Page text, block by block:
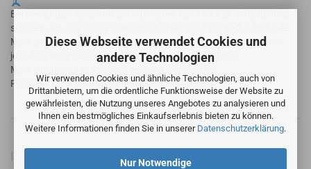
Diese Webseite verwendet Cookies und
andere Technologien
Wir verwenden Cookies und ähnliche Technologien, auch von
Drittanbietern, um die ordentliche Funktionsweise der Website zu
gewährleisten, die Nutzung unseres Angebotes zu analysieren und
Ihnen ein bestmögliches Einkaufserlebnis bieten zu können.
Weitere Informationen finden Sie in unserer Datenschutzerklärung.
Nur Notwendige
Bei den angebotenen Filtern handelt es sich nicht um Originalfilter
sondern um alternative Ersatzfilter in vergleichbarer Qualität. Alle
Markennamen und geschützte Warenzeichen sind Eigentum der
jeweiligen Markennameninhaber. Die Verwendung der
Markennamen / Warenzeichen dient lediglich der
Produktbeschreibung der angebotenen Artikel.
Informationen zur Produktsicherheit